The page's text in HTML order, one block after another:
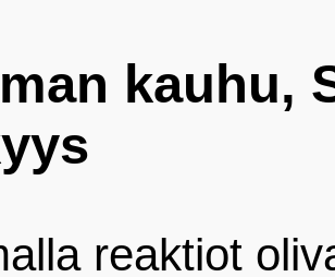
kauhu,
reaktiot